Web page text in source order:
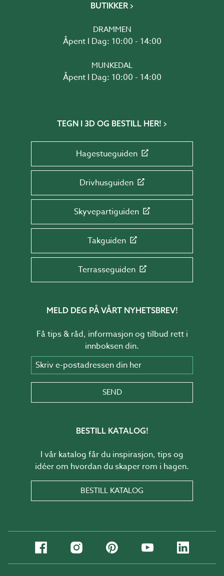
BUTIKKER
DRAMMEN
Åpent I Dag: 10:00 - 14:00
MUNKEDAL
Åpent I Dag: 10:00 - 14:00
TEGN I 3D OG BESTILL HER!
Hagestueguiden
Drivhusguiden
Skyvepartiguiden
Takguiden
Terrasseguiden
MELD DEG PÅ VÅRT NYHETSBREV!
Få tips & råd, informasjon og tilbud rett i
innboksen din.
Skriv e-postadressen din her
SEND
BESTILL KATALOG!
I vår katalog får du inspirasjon, tips og
idéer om hvordan du skaper rom i hagen.
BESTILL KATALOG